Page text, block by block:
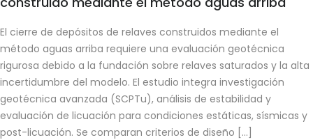
El cierre de depósitos de relaves construidos mediante el
método aguas arriba requiere una evaluación geotécnica
rigurosa debido a la fundación sobre relaves saturados y la alta
incertidumbre del modelo. El estudio integra investigación
geotécnica avanzada (SCPTu), análisis de estabilidad y
evaluación de licuación para condiciones estáticas, sísmicas y
post-licuación. Se comparan criterios de diseño […]